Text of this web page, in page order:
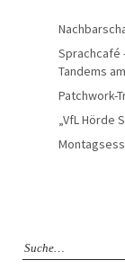
Sprachcafé
Tandems
Patchwork-
„VfL Hörde